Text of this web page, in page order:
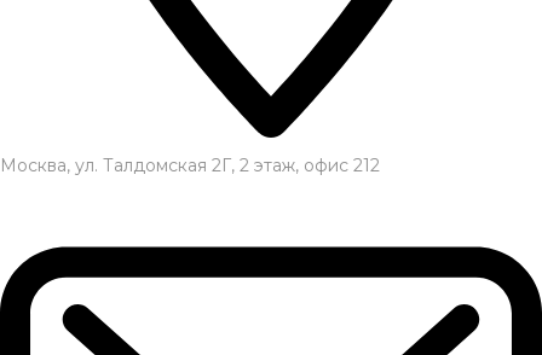
Москва, ул. Талдомская 2Г, 2 этаж, офис 212